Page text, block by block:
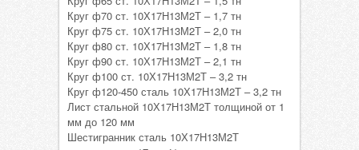
Круг ф70 ст. 10Х17Н13М2Т – 1,7 тн
Круг ф75 ст. 10Х17Н13М2Т – 2,0 тн
Круг ф80 ст. 10Х17Н13М2Т – 1,8 тн
Круг ф90 ст. 10Х17Н13М2Т – 2,1 тн
Круг ф100 ст. 10Х17Н13М2Т – 3,2 тн
Круг ф120-450 сталь 10Х17Н13М2Т – 3,2 тн
Лист стальной 10Х17Н13М2Т толщиной от 1
мм до 120 мм
Шестигранник сталь 10Х17Н13М2Т